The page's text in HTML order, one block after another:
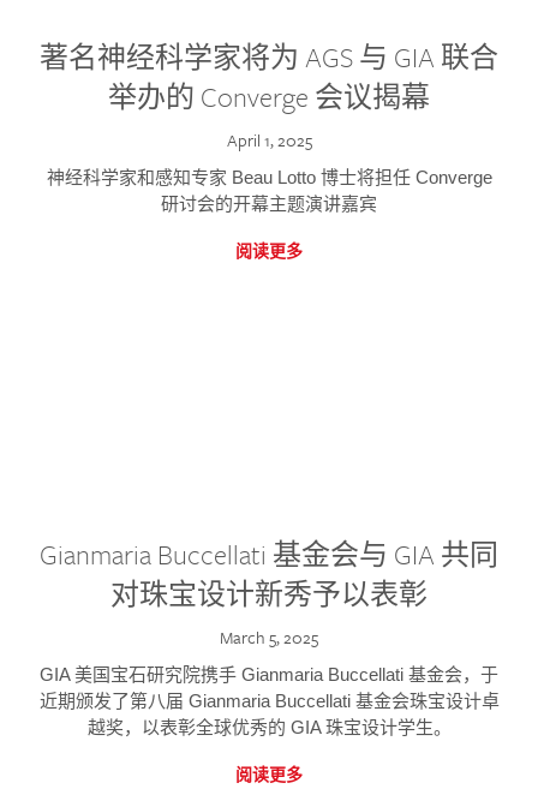
著名神经科学家将为 AGS 与 GIA 联合
举办的 Converge 会议揭幕
April 1, 2025
神经科学家和感知专家 Beau Lotto 博士将担任 Converge
研讨会的开幕主题演讲嘉宾
阅读更多
Gianmaria Buccellati 基金会与 GIA 共同
对珠宝设计新秀予以表彰
March 5, 2025
GIA 美国宝石研究院携手 Gianmaria Buccellati 基金会，于
近期颁发了第八届 Gianmaria Buccellati 基金会珠宝设计卓
越奖，以表彰全球优秀的 GIA 珠宝设计学生。
阅读更多